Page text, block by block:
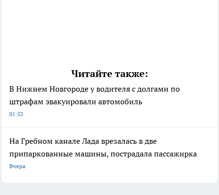
Читайте также:
В Нижнем Новгороде у водителя с долгами по
штрафам эвакуировали автомобиль
01:53
На Гребном канале Лада врезалась в две
припаркованные машины, пострадала пассажирка
Вчера